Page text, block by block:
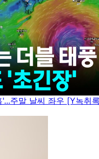
'...주말 날씨 좌우 [Y녹취